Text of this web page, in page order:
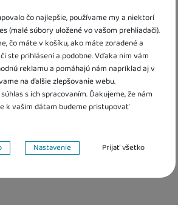
čo najlepšie, používame my a niektorí
(malé súbory uložené vo vašom prehliadači).
čo máte v košíku, ako máte zoradené a
ste prihlásení a podobne. Vďaka nim vám
reklamu a pomáhajú nám napríklad aj v
na ďalšie zlepšovanie webu.
s ich spracovaním. Ďakujeme, že nám
k vašim dátam budeme pristupovať
s kategóriami cookies
Nastavenie Prijať všetko
1 produkt
FILTROVAT PRODUKTY
až
(1)
Obľúbené